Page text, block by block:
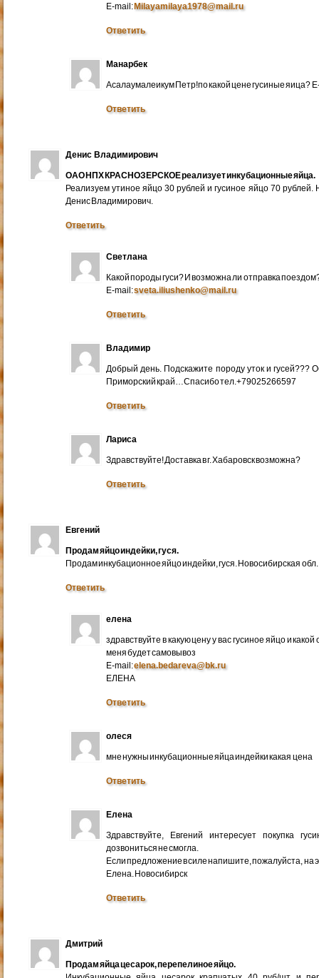
E-mail:Milayamilaya1978@mail.ru
Ответить
Манарбек
Асалаумалеикум Петр!по какой цене гусиные яица?
Ответить
Денис Владимирович
ОАО НПХ КРАСНОЗЕРСКОЕ реализует инкубационные яйца.
Реализуем утиное яйцо 30 рублей и гусиное яйцо 70
Денис Владимирович.
Ответить
Светлана
Какой породы гуси? И возможна ли отправка
E-mail:sveta.iliushenko@mail.ru
Ответить
Владимир
Добрый день. Подскажите породу уток и гусей???
Приморский край…Спасибо тел.+79025266597
Ответить
Лариса
Здравствуйте! Доставка в г. Хабаровск возможна?
Ответить
Евгений
Продам яйцо индейки, гуся.
Продам инкубационное яйцо индейки, гуся. Новосибирская
Ответить
елена
здравствуйте в какую цену у вас гусиное яйцо и
меня будет самовывоз
E-mail:elena.bedareva@bk.ru
ЕЛЕНА
Ответить
олеся
мне нужны инкубационные яйца индейки какая цена
Ответить
Елена
Здравствуйте, Евгений интересует покупка
дозвониться не смогла.
Если предложение в силе напишите, пожалуйста, на
Елена. Новосибирск
Ответить
Дмитрий
Продам яйца цесарок, перепелиное яйцо.